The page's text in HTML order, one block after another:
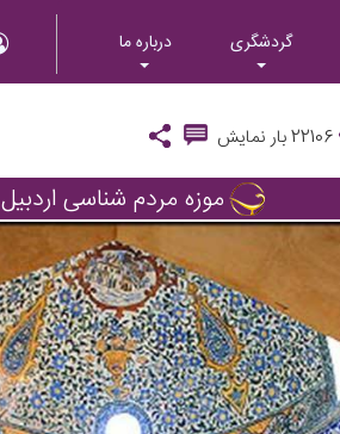
گردشگری درباره ما
22106بار نمایش
موزه مردم شناسی اردبیل